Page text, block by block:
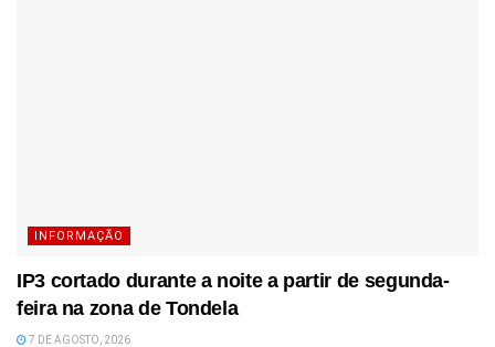
INFORMAÇÃO
IP3 cortado durante a noite a partir de segunda-
feira na zona de Tondela
7 DE AGOSTO, 2026